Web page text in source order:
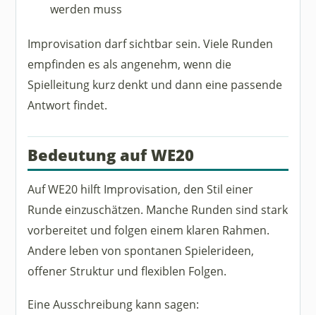
werden muss
Improvisation darf sichtbar sein. Viele Runden
empfinden es als angenehm, wenn die
Spielleitung kurz denkt und dann eine passende
Antwort findet.
Bedeutung auf WE20
Auf WE20 hilft Improvisation, den Stil einer
Runde einzuschätzen. Manche Runden sind stark
vorbereitet und folgen einem klaren Rahmen.
Andere leben von spontanen Spielerideen,
offener Struktur und flexiblen Folgen.
Eine Ausschreibung kann sagen: